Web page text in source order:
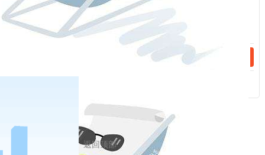
青山区、汉南区、江岸区、汉阳区、硚口区、江汉区、武昌区、
高风险（0个）
来源：湖北日报返回顶部